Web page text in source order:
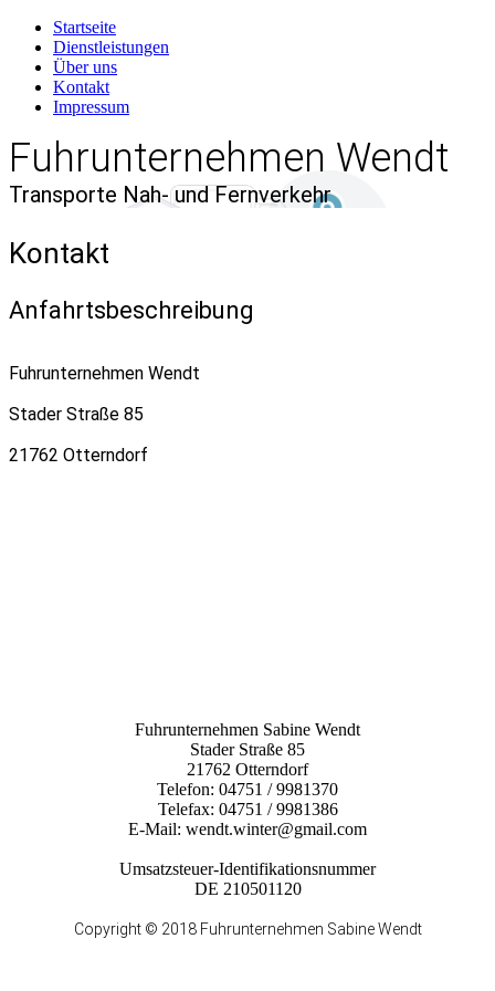
Startseite
Dienstleistungen
Über uns
Kontakt
Impressum
Fuhrunternehmen Wendt
Transporte Nah- und Fernverkehr
Kontakt
Anfahrtsbeschreibung
Fuhrunternehmen Wendt
Stader Straße 85
21762 Otterndorf
Fuhrunternehmen Sabine Wendt
Stader Straße 85
21762 Otterndorf
Telefon: 04751 / 9981370
Telefax: 04751 / 9981386
E-Mail: wendt.winter@gmail.com
Umsatzsteuer-Identifikationsnummer
DE 210501120
Copyright © 2018 Fuhrunternehmen Sabine Wendt